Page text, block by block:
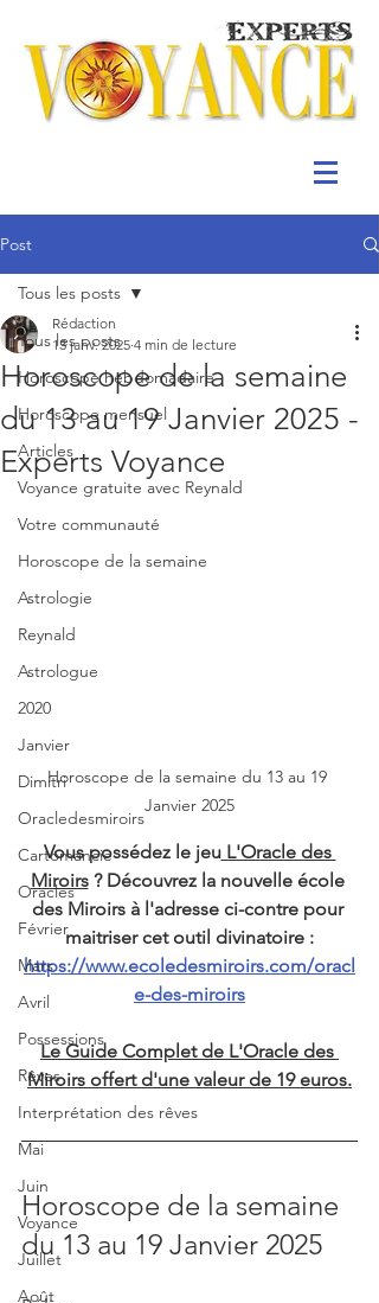
Post
Tous les posts
Horoscope hebdomadaire
Horoscope mensuel
Articles
Voyance gratuite avec Reynald
Votre communauté
Horoscope de la semaine
Astrologie
Reynald
Astrologue
2020
Janvier
Dimitri
Oracledesmiroirs
Cartomancie
Oracles
Février
Mars
Avril
Possessions
Rêves
Interprétation des rêves
Mai
Juin
Voyance
Juillet
Août
Tous les posts
Horoscope de la semaine
du 13 au 19 Janvier 2025 -
Experts Voyance
Rédaction
13 janv. 2025 4 min de lecture
Horoscope de la semaine du 13 au 19
Janvier 2025
Vous possédez le jeu L'Oracle des
Miroirs ? Découvrez la nouvelle école
des Miroirs à l'adresse ci-contre pour
maitriser cet outil divinatoire :
https://www.ecoledesmiroirs.com/oracl
e-des-miroirs
Le Guide Complet de L'Oracle des
Miroirs offert d'une valeur de 19 euros.
Horoscope de la semaine
du 13 au 19 Janvier 2025